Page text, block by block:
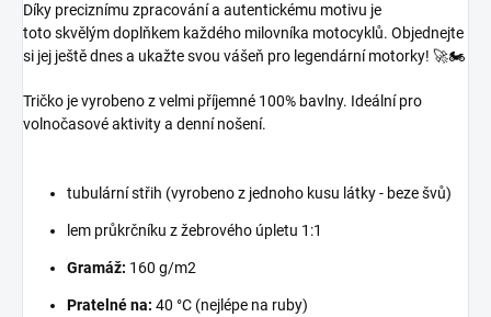
Díky preciznímu zpracování a autentickému motivu je
totoskvělým doplňkem každého milovníka motocyklů. Objednejte
si jej ještě dnes a ukažte svou vášeň pro legendární motorky! 🚀🏍️
Tričko je vyrobeno z velmi příjemné 100% bavlny. Ideální pro
volnočasové aktivity a denní nošení.
tubulární střih (vyrobeno z jednoho kusu látky - beze švů)
lem průkrčníku z žebrového úpletu 1:1
Gramáž: 160 g/m2
Pratelné na: 40 °C (nejlépe na ruby)